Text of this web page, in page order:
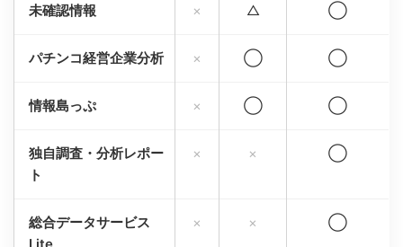
未確認情報 × △ ◯
パチンコ経営企業分析 × ◯ ◯
情報島っぷ × ◯ ◯
独自調査・分析レポー
ト
× × ◯
総合データサービス
Lite
× × ◯